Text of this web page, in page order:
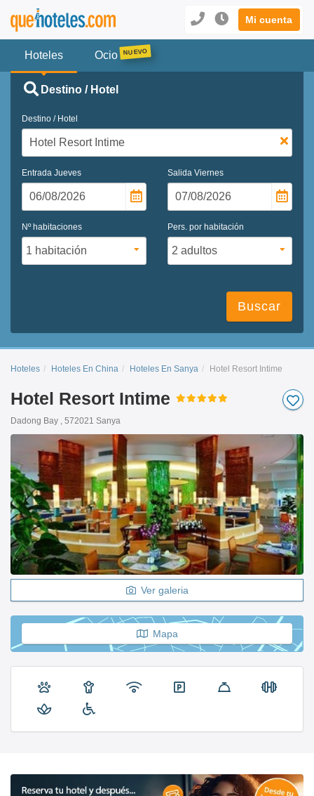
Mi cuenta
Hoteles Ocio
Destino / Hotel
Destino / Hotel
Entrada Jueves Salida Viernes
Nº habitaciones Pers. por habitación
Buscar
Hoteles Hoteles En China Hoteles En Sanya Hotel Resort Intime
Hotel Resort Intime
Dadong Bay , 572021 Sanya
Ver galeria
Mapa